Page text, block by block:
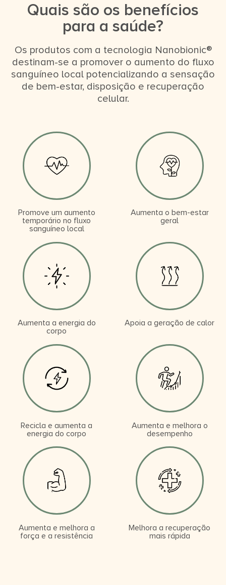
Quais são os benefícios
para a saúde?
Os produtos com a tecnologia Nanobionic®
destinam-se a promover o aumento do fluxo
sanguíneo local potencializando a sensação
de bem-estar, disposição e recuperação
celular.
Promove um aumento
temporário no fluxo
sanguíneo local
Aumenta o bem-estar
geral
Aumenta a energia do
corpo
Apoia a geração de calor
Recicla e aumenta a
energia do corpo
Aumenta e melhora o
desempenho
Aumenta e melhora a
força e a resistência
Melhora a recuperação
mais rápida